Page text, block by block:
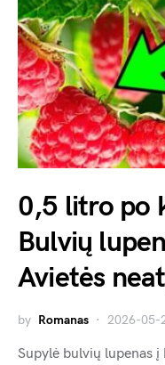
0,5 litro po
Bulvių
Avietės
by Romanas 2026-05-
Supylė bulvių lupenas